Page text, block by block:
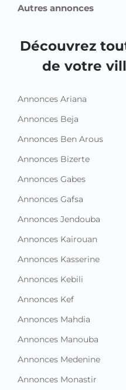
Autres annonces
Découvrez
de votre
Annonces Ariana
Annonces Beja
Annonces Ben Arous
Annonces Bizerte
Annonces Gabes
Annonces Gafsa
Annonces Jendouba
Annonces Kairouan
Annonces Kasserine
Annonces Kebili
Annonces Kef
Annonces Mahdia
Annonces Manouba
Annonces Medenine
Annonces Monastir